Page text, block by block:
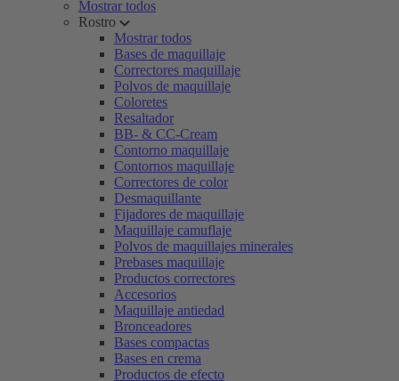
Mostrar todos
Rostro
Mostrar todos
Bases de maquillaje
Correctores maquillaje
Polvos de maquillaje
Coloretes
Resaltador
BB- & CC-Cream
Contorno maquillaje
Contornos maquillaje
Correctores de color
Desmaquillante
Fijadores de maquillaje
Maquillaje camuflaje
Polvos de maquillajes minerales
Prebases maquillaje
Productos correctores
Accesorios
Maquillaje antiedad
Bronceadores
Bases compactas
Bases en crema
Productos de efecto